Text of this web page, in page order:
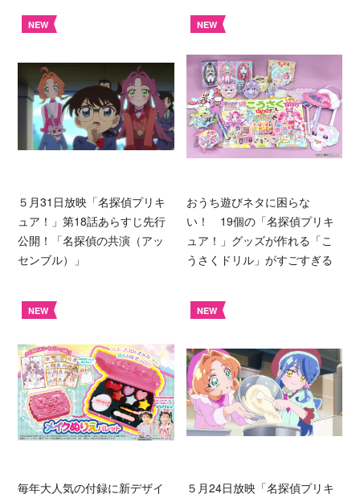
NEW
５月31日放映「名探偵プリキ
ュア！」第18話あらすじ先行
公開！「名探偵の共演（アッ
センブル）」
NEW
おうち遊びネタに困らな
い！ 19個の「名探偵プリキ
ュア！」グッズが作れる「こ
うさくドリル」がすごすぎる
NEW
毎年大人気の付録に新デザイ
NEW
５月24日放映「名探偵プリキ